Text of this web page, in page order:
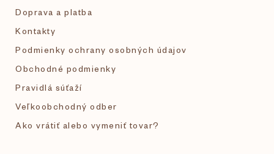
Doprava a platba
Kontakty
Podmienky ochrany osobných údajov
Obchodné podmienky
Pravidlá súťaží
Veľkoobchodný odber
Ako vrátiť alebo vymeniť tovar?